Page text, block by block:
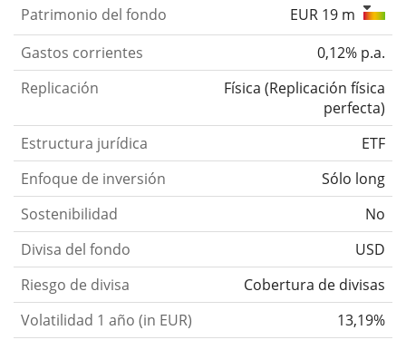
Patrimonio del fondo
EUR 19 m
Gastos corrientes
0,12% p.a.
Replicación
Física (Replicación física
perfecta)
Estructura jurídica
ETF
Enfoque de inversión
Sólo long
Sostenibilidad
No
Divisa del fondo
USD
Riesgo de divisa
Cobertura de divisas
Volatilidad 1 año (in EUR)
13,19%